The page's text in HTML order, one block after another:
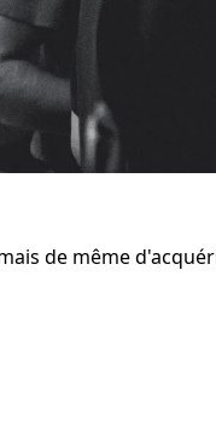
de même